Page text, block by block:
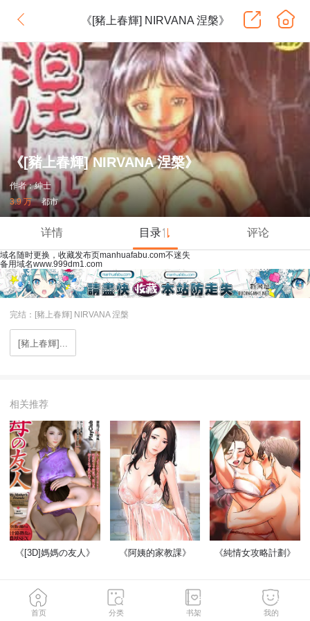
《[豬上春輝] NIRVANA 涅槃》
《[豬上春輝] NIRVANA 涅槃》
作者：紳士
3.9 万
都市
详情 目录 评论
域名随时更换，收藏发布页manhuafabu.com不迷失
备用域名www.999dm1.com
完结：[豬上春輝] NIRVANA 涅槃
[豬上春輝]...
相关推荐
《[3D]媽媽の友人》 《阿姨的家教課》 《純情女攻略計劃》
收藏 打赏
首页 分类 书架 我的